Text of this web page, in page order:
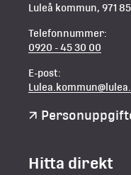
Luleå kommun, 971
Telefonnummer:
0920 - 45 30 00
E-post:
Hitta direkt